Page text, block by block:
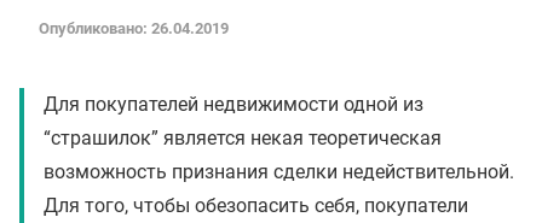
Опубликовано: 26.04.2019
Для покупателей недвижимости одной из
“страшилок” является некая теоретическая
возможность признания сделки недействительной.
Для того, чтобы обезопасить себя, покупатели